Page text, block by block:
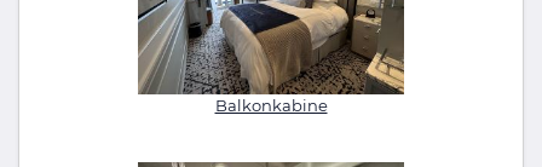
Balkonkabine